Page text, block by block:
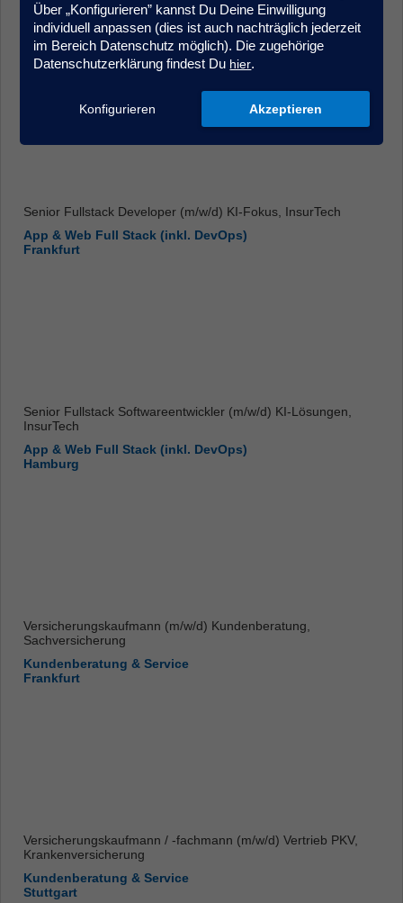
Sales Agent (m/w/d) Quereinstieg Vorsorgeversicherung
Kundenberatung & Service
München
Senior Fullstack Developer (m/w/d) KI-Fokus, InsurTech
App & Web Full Stack (inkl. DevOps)
Frankfurt
Senior Fullstack Softwareentwickler (m/w/d) KI-Lösungen,
InsurTech
App & Web Full Stack (inkl. DevOps)
Hamburg
Versicherungskaufmann (m/w/d) Kundenberatung,
Sachversicherung
Kundenberatung & Service
Frankfurt
Versicherungskaufmann / -fachmann (m/w/d) Vertrieb PKV,
Krankenversicherung
Kundenberatung & Service
Stuttgart
Über „Konfigurieren” kannst Du Deine Einwilligung
individuell anpassen (dies ist auch nachträglich jederzeit
im Bereich Datenschutz möglich). Die zugehörige
Datenschutzerklärung findest Du hier.
Konfigurieren Akzeptieren